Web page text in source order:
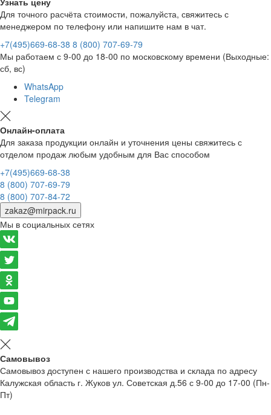
Для точного расчёта стоимости, пожалуйста, свяжитесь с
менеджером по телефону или напишите нам в чат.
+7(495)669-68-38 8 (800) 707-69-79
Мы работаем с 9-00 до 18-00 по московскому времени (Выходные:
сб, вс)
WhatsApp
Telegram
Онлайн-оплата
Для заказа продукции онлайн и уточнения цены свяжитесь с
отделом продаж любым удобным для Вас способом
+7(495)669-68-38
8 (800) 707-69-79
8 (800) 707-84-72
zakaz@mirpack.ru
Мы в социальных сетях
Самовывоз
Самовывоз доступен с нашего производства и склада по адресу
Калужская область г. Жуков ул. Советская д.56 с 9-00 до 17-00 (Пн-
Пт)